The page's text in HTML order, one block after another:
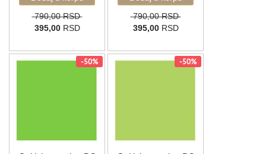
790,00 RSD
395,00RSD
790,00 RSD
395,00RSD
-50% -50%